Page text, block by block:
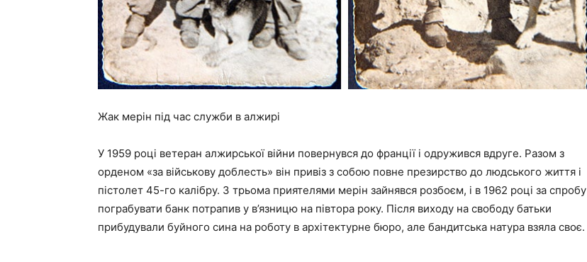
Жак мерін під час служби в алжирі
У 1959 році ветеран алжирської війни повернувся до франції і одружився вдруге. Разом з
орденом «за військову доблесть» він привіз з собою повне презирство до людського життя і
пістолет 45-го калібру. З трьома приятелями мерін зайнявся розбоєм, і в 1962 році за спробу
пограбувати банк потрапив у в’язницю на півтора року. Після виходу на свободу батьки
прибудували буйного сина на роботу в архітектурне бюро, але бандитська натура взяла своє.